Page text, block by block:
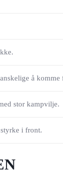
å komme
stor kampvilje.
i front.